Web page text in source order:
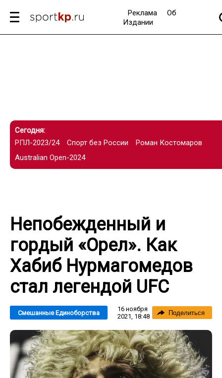
Реклама
Об
Издании
Сегодня:
РПЛ-2023/24
Спорт без России
Роман Костомаров
Australian Open-2024
Непобежденный и
гордый «Орел». Как
Хабиб Нурмагомедов
стал легендой UFC
Смешанные Единоборства
16 ноября
2021, 18:48
Поделиться